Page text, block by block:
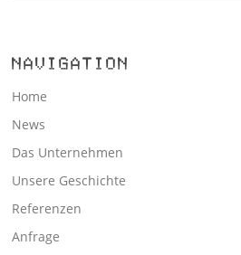
NAVIGATION
Home
News
Das Unternehmen
Unsere Geschichte
Referenzen
Anfrage